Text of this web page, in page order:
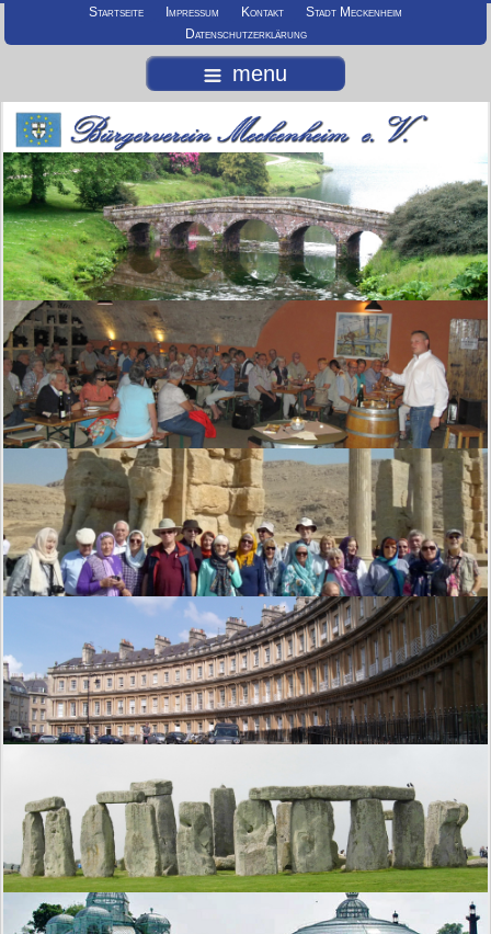
Startseite Impressum Kontakt
Stadt Meckenheim
Datenschutzerklärung
menu